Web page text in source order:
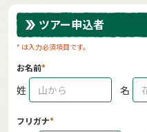
ツアー申込者
* は入力必須項目です。
お名前
姓 名
フリガナ